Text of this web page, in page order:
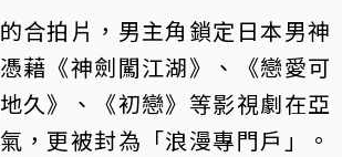
合拍片，男主角鎖定日本男神
藉《神劍闖江湖》、《戀愛可
久》、《初戀》等影視劇在亞
，更被封為「浪漫專門戶」。